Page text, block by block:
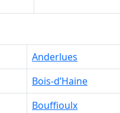
Anderlues
Bois-d’Haine
Bouffioulx